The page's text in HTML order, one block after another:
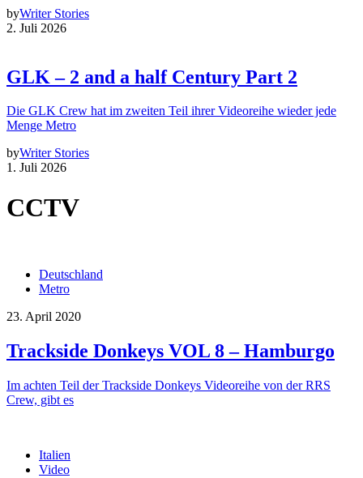
byWriter Stories
2. Juli 2026
GLK – 2 and a half Century Part 2
Die GLK Crew hat im zweiten Teil ihrer Videoreihe wieder jede
Menge Metro
byWriter Stories
1. Juli 2026
CCTV
Deutschland
Metro
23. April 2020
Trackside Donkeys VOL 8 – Hamburgo
Im achten Teil der Trackside Donkeys Videoreihe von der RRS
Crew, gibt es
Italien
Video